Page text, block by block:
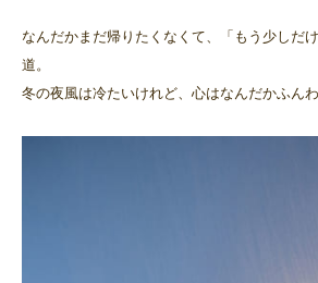
なんだかまだ帰りたくなくて、「もう少しだ
道。
冬の夜風は冷たいけれど、心はなんだかふんわ